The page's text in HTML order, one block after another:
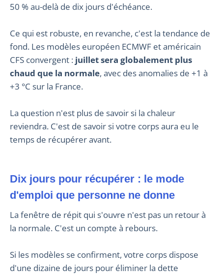
50 % au-delà de dix jours d'échéance.
Ce qui est robuste, en revanche, c'est la tendance de
fond. Les modèles européen ECMWF et américain
CFS convergent : juillet sera globalement plus
chaud que la normale, avec des anomalies de +1 à
+3 °C sur la France.
La question n'est plus de savoir si la chaleur
reviendra. C'est de savoir si votre corps aura eu le
temps de récupérer avant.
Dix jours pour récupérer : le mode
d'emploi que personne ne donne
La fenêtre de répit qui s'ouvre n'est pas un retour à
la normale. C'est un compte à rebours.
Si les modèles se confirment, votre corps dispose
d'une dizaine de jours pour éliminer la dette